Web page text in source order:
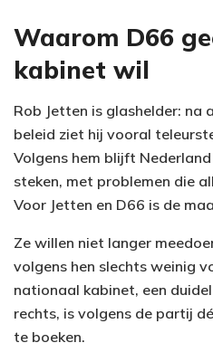
Waarom D66
kabinet wil
Rob Jetten is glashelder: na
beleid ziet hij vooral
Volgens hem blijft
steken, met problemen die
Voor Jetten en D66 is de
Ze willen niet langer
volgens hen slechts weinig
nationaal kabinet, een
rechts, is volgens de partij
te boeken.